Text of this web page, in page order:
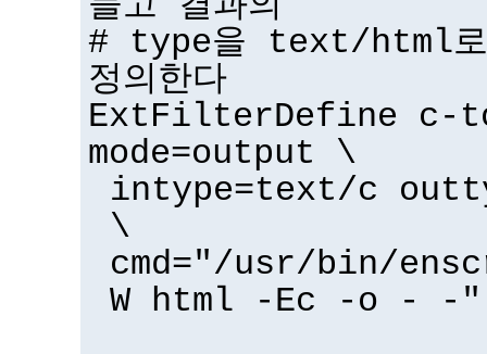
# type을 text/html로
정의한다
ExtFilterDefine c-
mode=output \
intype=text/c
\
cmd="/usr/bin/
W html -Ec -o - -"